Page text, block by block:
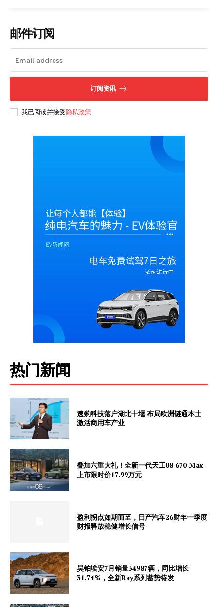
邮件订阅
订阅资讯
我已阅读并接受隐私政策
热门新闻
速豹科技落户湖北十堰 布局欧洲链通本土
激活商用车产业
叠加六重大礼！全新一代天工08 670 Max
上市限时价17.99万元
盈利拐点如期而至，日产汽车26财年一季度
财报释放稳健增长信号
昊铂埃安7月销量34987辆，同比增长
31.74%，全新Ray系列蓄势待发